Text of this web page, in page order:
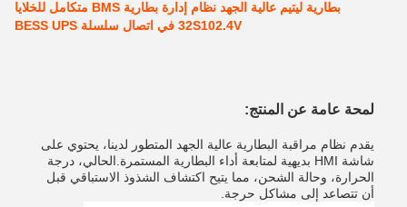
بطارية ليتيم عالية الجهد نظام إدارة بطارية BMS متكامل للخلايا
32S102.4V في اتصال سلسلة BESS UPS
لمحة عامة عن المنتج:
يقدم نظام مراقبة البطارية عالية الجهد المتطور لدينا، يحتوي على
شاشة HMI بديهية لمتابعة أداء البطارية المستمرة.الحالي، درجة
الحرارة، وحالة الشحن، مما يتيح اكتشاف الشذوذ الاستباقي قبل
أن تتصاعد إلى مشاكل حرجة.